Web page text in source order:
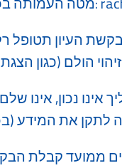
העיון תטופל
זהות).
נכון, אינו
תשיב לפנייתך ותפעל למימוש זכותך תוך 21